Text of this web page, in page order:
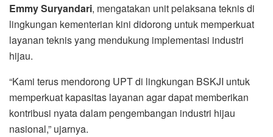
Emmy Suryandari, mengatakan unit pelaksana teknis di
lingkungan kementerian kini didorong untuk memperkuat
layanan teknis yang mendukung implementasi industri
hijau.
“Kami terus mendorong UPT di lingkungan BSKJI untuk
memperkuat kapasitas layanan agar dapat memberikan
kontribusi nyata dalam pengembangan industri hijau
nasional,” ujarnya.